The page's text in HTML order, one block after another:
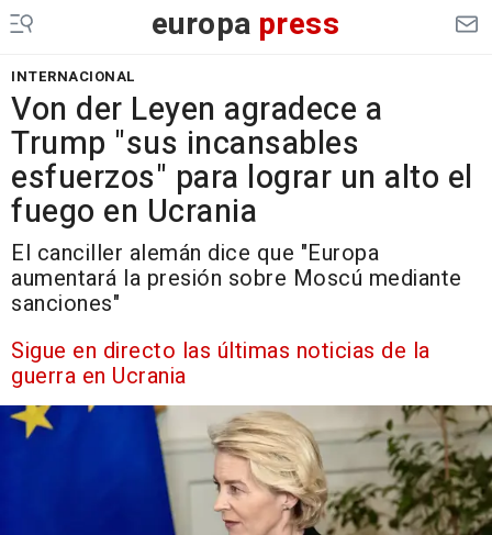
europa press
INTERNACIONAL
Von der Leyen agradece a
Trump "sus incansables
esfuerzos" para lograr un alto el
fuego en Ucrania
El canciller alemán dice que "Europa
aumentará la presión sobre Moscú mediante
sanciones"
Sigue en directo las últimas noticias de la
guerra en Ucrania